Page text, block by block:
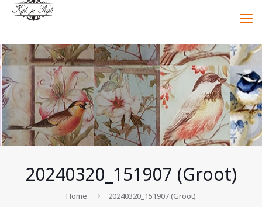
20240320_151907 (Groot)
Home 20240320_151907 (Groot)